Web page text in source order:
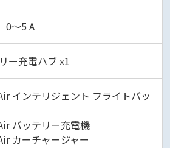
0～5 A
ー充電ハブ x1
インテリジェント フライトバッ
バッテリー充電機
カーチャージャー